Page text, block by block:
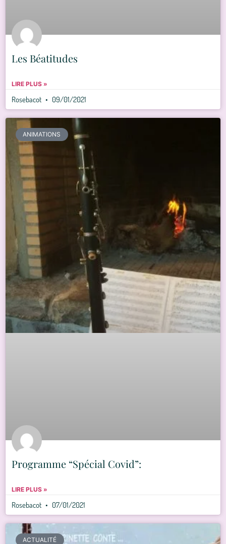
Les Béatitudes
LIRE PLUS »
Rosebacot 09/01/2021
ANIMATIONS
Programme “Spécial Covid”:
LIRE PLUS »
Rosebacot 07/01/2021
ACTUALITÉ